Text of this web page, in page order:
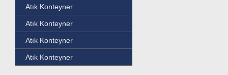
Atık Konteyner
Atık Konteyner
Atık Konteyner
Atık Konteyner